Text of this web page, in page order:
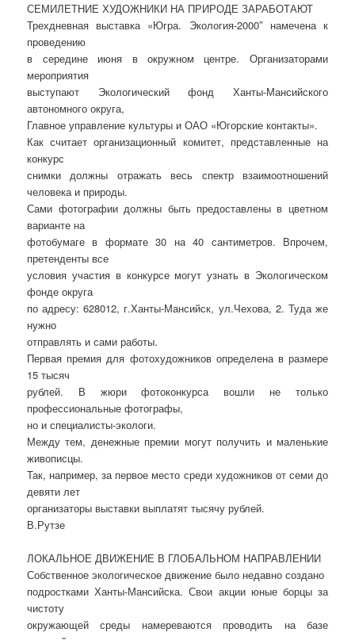
СЕМИЛЕТНИЕ ХУДОЖНИКИ НА ПРИРОДЕ ЗАРАБОТАЮТ
Трехдневная выставка «Югра. Экология-2000″ намечена к
проведению
в середине июня в окружном центре. Организаторами
мероприятия
выступают Экологический фонд Ханты-Мансийского
автономного округа,
Главное управление культуры и ОАО «Югорские контакты».
Как считает организационный комитет, представленные на
конкурс
снимки должны отражать весь спектр взаимоотношений
человека и природы.
Сами фотографии должны быть предоставлены в цветном
варианте на
фотобумаге в формате 30 на 40 сантиметров. Впрочем,
претенденты все
условия участия в конкурсе могут узнать в Экологическом
фонде округа
по адресу: 628012, г.Ханты-Мансийск, ул.Чехова, 2. Туда же
нужно
отправлять и сами работы.
Первая премия для фотохудожников определена в размере
15 тысяч
рублей. В жюри фотоконкурса вошли не только
профессиональные фотографы,
но и специалисты-экологи.
Между тем, денежные премии могут получить и маленькие
живописцы.
Так, например, за первое место среди художников от семи до
девяти лет
организаторы выставки выплатят тысячу рублей.
В.Рутзе
ЛОКАЛЬНОЕ ДВИЖЕНИЕ В ГЛОБАЛЬНОМ НАПРАВЛЕНИИ
Собственное экологическое движение было недавно создано
подростками Ханты-Мансийска. Свои акции юные борцы за
чистоту
окружающей среды намереваются проводить на базе